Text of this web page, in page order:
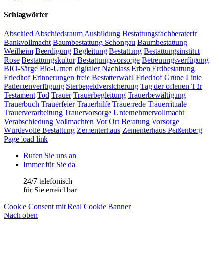
Schlagwörter
Abschied Abschiedsraum Ausbildung Bestattungsfachberaterin
Bankvollmacht Baumbestattung Schongau Baumbestattung
Weilheim Beerdigung Begleitung Bestattung Bestattungsinstitut
Rose Bestattungskultur Bestattungsvorsorge Betreuungsverfügung
BIO-Särge Bio-Urnen digitaler Nachlass Erben Erdbestattung
Friedhof Erinnerungen freie Bestatterwahl Friedhof Grüne Linie
Patientenverfügung Sterbegeldversicherung Tag der offenen Tür
Testament Tod Trauer Trauerbegleitung Trauerbewältigung
Trauerbuch Trauerfeier Trauerhilfe Trauerrede Trauerrituale
Trauerverarbeitung Trauervorsorge Unternehmervollmacht
Verabschiedung Vollmachten Vor Ort Beratung Vorsorge
Würdevolle Bestattung Zementerhaus Zementerhaus Peißenberg
Page load link
Rufen Sie uns an
Immer für Sie da
24/7 telefonisch
für Sie erreichbar
Cookie Consent mit Real Cookie Banner
Nach oben